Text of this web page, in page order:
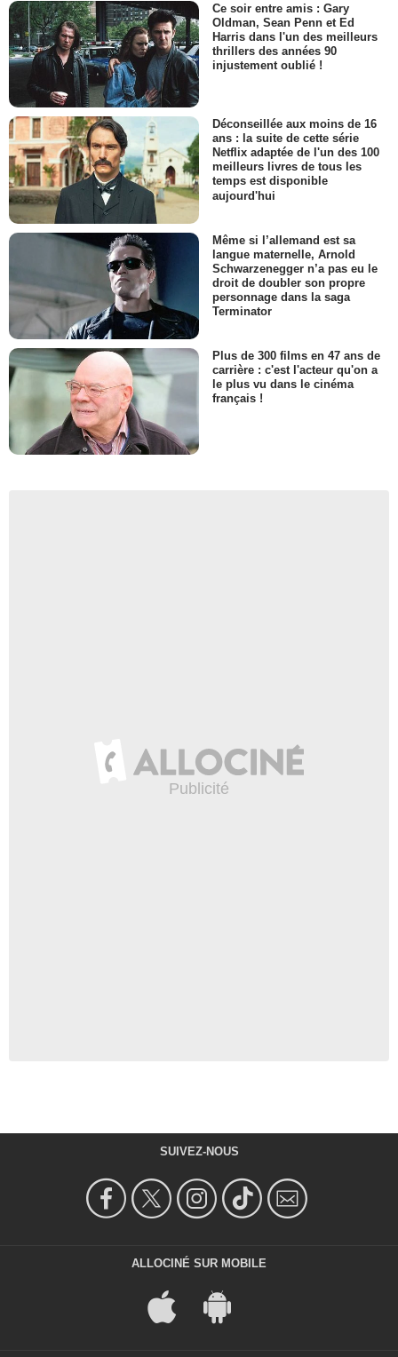
Ce soir entre amis : Gary
Oldman, Sean Penn et Ed
Harris dans l'un des meilleurs
thrillers des années 90
injustement oublié !
Déconseillée aux moins de 16
ans : la suite de cette série
Netflix adaptée de l'un des 100
meilleurs livres de tous les
temps est disponible
aujourd'hui
Même si l’allemand est sa
langue maternelle, Arnold
Schwarzenegger n’a pas eu le
droit de doubler son propre
personnage dans la saga
Terminator
Plus de 300 films en 47 ans de
carrière : c'est l'acteur qu'on a
le plus vu dans le cinéma
français !
SUIVEZ-NOUS
ALLOCINÉ SUR MOBILE